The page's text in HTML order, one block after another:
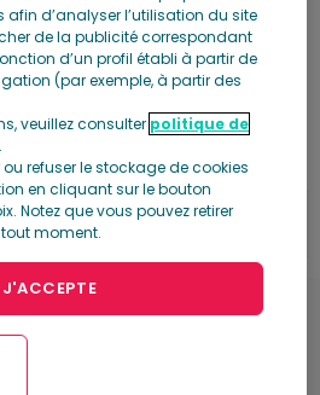
les plus connus et leurs
essentiels.
numéros
2
afin d’analyser l’utilisation du site
de la publicité correspondant
d’un profil établi à partir de
(par exemple, à partir des
veuillez consulter politique de
.
refuser le stockage de cookies
en cliquant sur le bouton
Notez que vous pouvez retirer
moment.
J'ACCEPTE